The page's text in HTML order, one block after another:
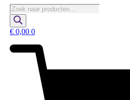
Producten
zoeken
€ 0,00 0